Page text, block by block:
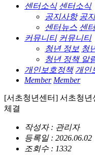
센터소식 센터소식
공지사항 공
센터뉴스 센
커뮤니티 커뮤니티
청년 정보 청
청년 정책 알
개인보호정책 개인
Member Member
[서초청년센터] 서초청
체결
작성자 : 관리자
등록일 : 2026.06.02
조회수 : 1332